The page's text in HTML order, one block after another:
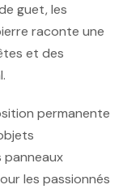
guet, les
raconte une
et des
permanente
les passionnés